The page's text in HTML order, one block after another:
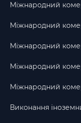
Міжнародний
Міжнародний
Міжнародний
Міжнародний
Міжнародний
Виконання